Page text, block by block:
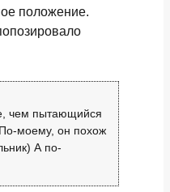
положение.
чем пытающийся
моему, он похож
А по-